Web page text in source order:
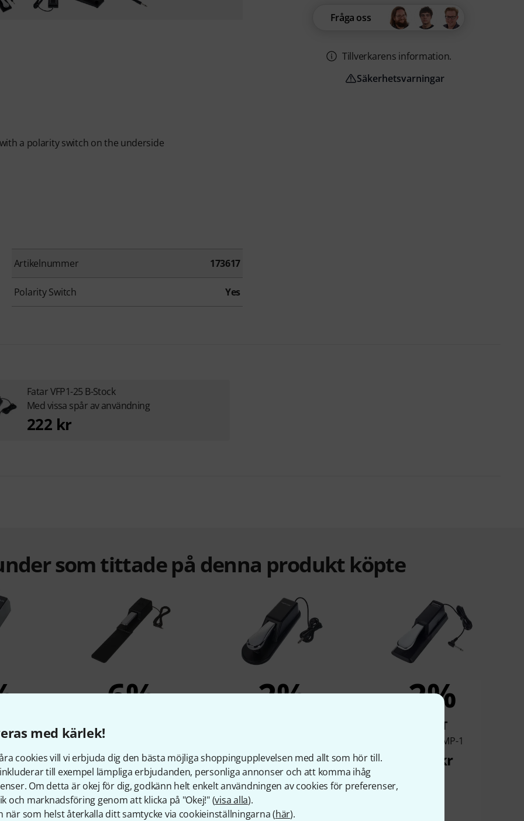
med kärlek!
cookies vill vi erbjuda dig den bästa möjliga shoppingupplevelsen med allt som hör till.
till exempel lämpliga erbjudanden, personliga annonser och att komma ihåg
Om detta är okej för dig, godkänn helt enkelt användningen av cookies för preferenser,
och marknadsföring genom att klicka på "Okej!" (visa alla).
när som helst återkalla ditt samtycke via cookieinställningarna (här).
a polarity switch on the underside
Artikelnummer 173617
Polarity Switch Yes
Fråga oss
Tillverkarens information.
Säkerhetsvarningar
Fatar VFP1-25 B-Stock
Med vissa spår av användning
222 kr
som tittade på denna produkt köpte
2
6%
Roland DP-10
529 kr
2%
199 kr
2%
KÖPT
Miditech MP-1
177 kr
Jämför